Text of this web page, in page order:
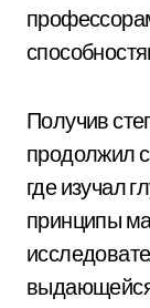
Получив
продолжил
где изучал
принципы